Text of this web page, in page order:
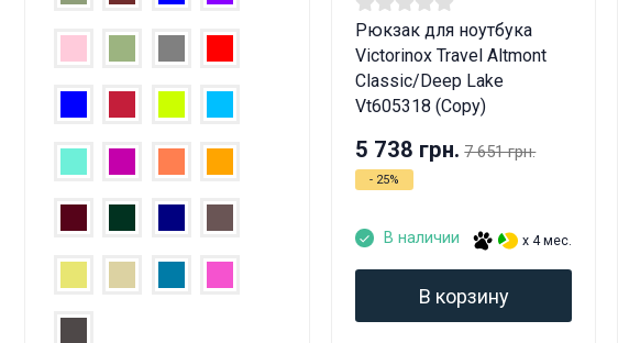
Рюкзак для ноутбука
Victorinox Travel Altmont
Classic/Deep Lake
Vt605318 (Copy)
5 738 грн. 7 651 грн.
- 25%
В наличии x 4 мес.
В корзину